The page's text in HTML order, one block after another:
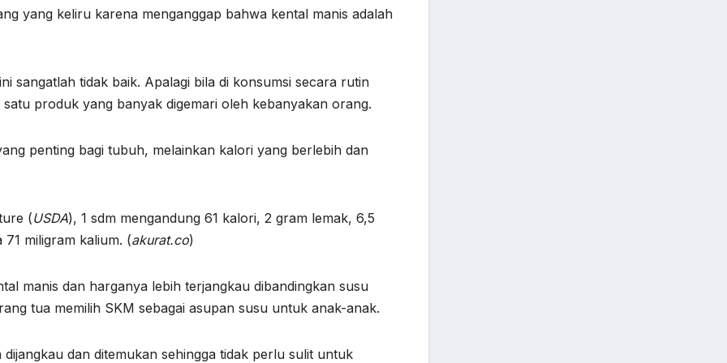
yang keliru karena menganggap bahwa kental manis adalah
sangatlah tidak baik. Apalagi bila di konsumsi secara rutin
produk yang banyak digemari oleh kebanyakan orang.
penting bagi tubuh, melainkan kalori yang berlebih dan
(USDA), 1 sdm mengandung 61 kalori, 2 gram lemak, 6,5
miligram kalium. (akurat.co)
manis dan harganya lebih terjangkau dibandingkan susu
tua memilih SKM sebagai asupan susu untuk anak-anak.
dan ditemukan sehingga tidak perlu sulit untuk